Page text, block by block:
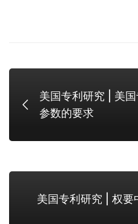
美国专利研究 | 美
参数的要求
美国专利研究 | 权要